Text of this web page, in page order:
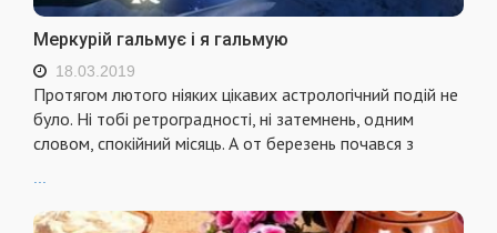
Меркурій гальмує і я гальмую
18.03.2019
Протягом лютого ніяких цікавих астрологічний подій не
було. Ні тобі ретроградності, ні затемнень, одним
словом, спокійний місяць. А от березень почався з
...